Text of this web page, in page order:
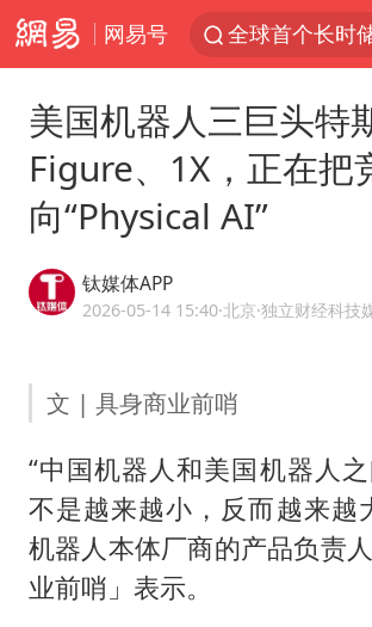
网易号
“秋天的第一杯
美国机器人三巨头特
Figure、1X，正在把
向“Physical AI”
钛媒体APP
2026-05-14 15:40·北京·独立财经科技
文 | 具身商业前哨
“中国机器人和美国机器人之
不是越来越小，反而越来越
机器人本体厂商的产品负责
业前哨」表示。